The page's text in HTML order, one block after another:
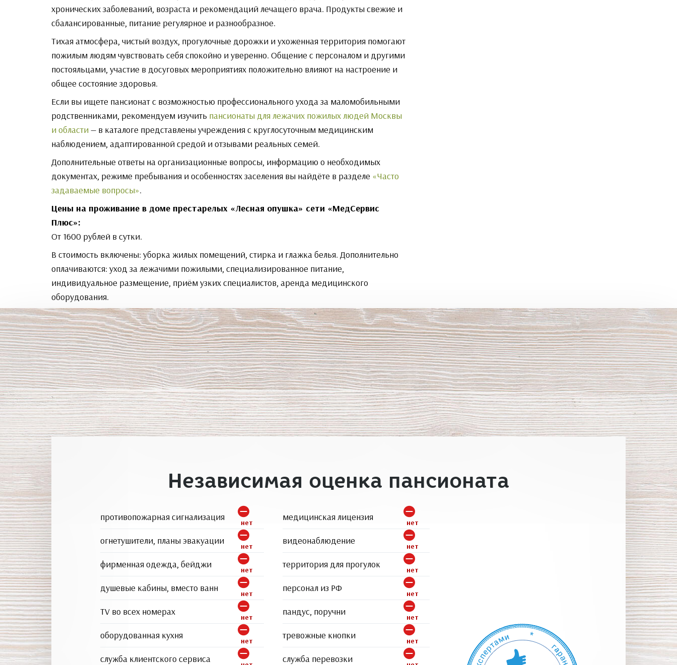
хронических заболеваний, возраста и рекомендаций лечащего врача. Продукты свежие и
сбалансированные, питание регулярное и разнообразное.
Тихая атмосфера, чистый воздух, прогулочные дорожки и ухоженная территория помогают
пожилым людям чувствовать себя спокойно и уверенно. Общение с персоналом и другими
постояльцами, участие в досуговых мероприятиях положительно влияют на настроение и
общее состояние здоровья.
Если вы ищете пансионат с возможностью профессионального ухода за маломобильными
родственниками, рекомендуем изучить пансионаты для лежачих пожилых людей Москвы
и области — в каталоге представлены учреждения с круглосуточным медицинским
наблюдением, адаптированной средой и отзывами реальных семей.
Дополнительные ответы на организационные вопросы, информацию о необходимых
документах, режиме пребывания и особенностях заселения вы найдёте в разделе «Часто
задаваемые вопросы».
Цены на проживание в доме престарелых «Лесная опушка» сети «МедСервис
Плюс»:
От 1600 рублей в сутки.
В стоимость включены: уборка жилых помещений, стирка и глажка белья. Дополнительно
оплачиваются: уход за лежачими пожилыми, специализированное питание,
индивидуальное размещение, приём узких специалистов, аренда медицинского
оборудования.
Независимая оценка пансионата
противопожарная сигнализация нет
огнетушители, планы эвакуации нет
фирменная одежда, бейджи нет
душевые кабины, вместо ванн нет
TV во всех номерах нет
оборудованная кухня нет
служба клиентского сервиса
медицинская лицензия нет
видеонаблюдение нет
территория для прогулок нет
персонал из РФ нет
пандус, поручни нет
тревожные кнопки нет
служба перевозки